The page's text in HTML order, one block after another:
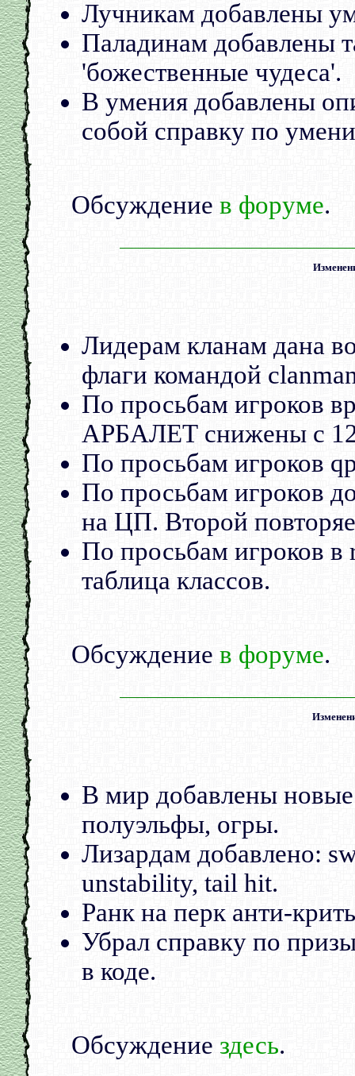
Лучникам добавлены
Паладинам добавлены
'божественные чудеса'.
В умения добавлены
собой справку по
Обсуждение в форуме.
Лидерам кланам дана
флаги командой
По просьбам игроков
АРБАЛЕТ снижены с
По просьбам игроков
По просьбам игроков
на ЦП. Второй
По просьбам игроков в
таблица классов.
Обсуждение в форуме.
В мир добавлены
полуэльфы, огры.
Лизардам добавлено:
unstability, tail hit.
Ранк на перк анти-
Убрал справку по
в коде.
Обсуждение здесь.